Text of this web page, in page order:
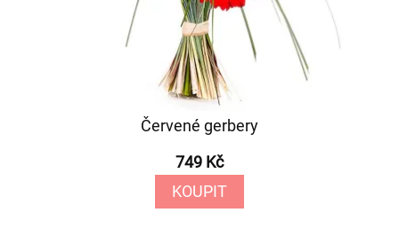
Červené gerbery
749 Kč
KOUPIT